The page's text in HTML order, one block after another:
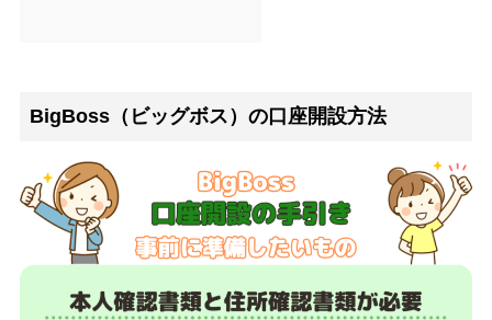
BigBoss（ビッグボス）の口座開設方法